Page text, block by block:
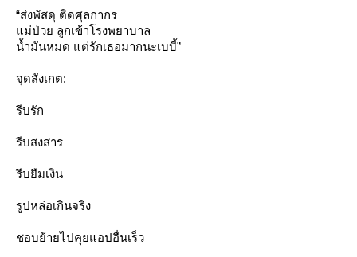
“ส่งพัสดุ ติดศุลกากร
ม่ป่วย ลูกเข้าโรงพยาบาล
น้ำมันหมด แต่รักเธอมากนะเบบี้”
จุดสังเกต:
รีบรัก
รีบสงสาร
รีบยืมเงิน
รูปหล่อเกินจริง
ชอบย้ายไปคุยแอปอื่นเร็ว